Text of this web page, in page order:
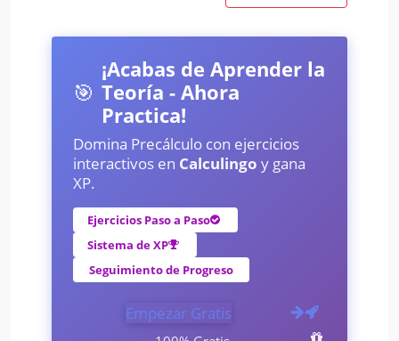
🎯
¡Acabas de Aprender la
Teoría - Ahora
Practica!
Domina Precálculo con ejercicios
interactivos en Calculingo y gana
XP.
Ejercicios Paso a Paso
Sistema de XP
Seguimiento de Progreso
Empezar Gratis